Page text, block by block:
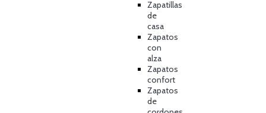
Zapatillas
de
casa
Zapatos
con
alza
Zapatos
confort
Zapatos
de